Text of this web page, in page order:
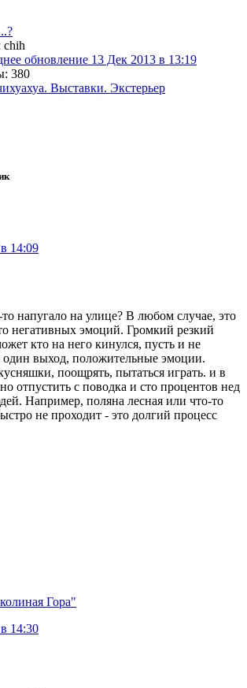
chih
обновление 13 Дек 2013 в 13:19
380
Выставки. Экстерьер
14:09
напугало на улице? В любом случае, это
негативных эмоций. Громкий резкий
кто на него кинулся, пусть и не
один выход, положительные эмоции.
поощрять, пытаться играть. и в
отпустить с поводка и сто процентов нед
Например, поляна лесная или что-то
не проходит - это долгий процесс
Гора"
14:30